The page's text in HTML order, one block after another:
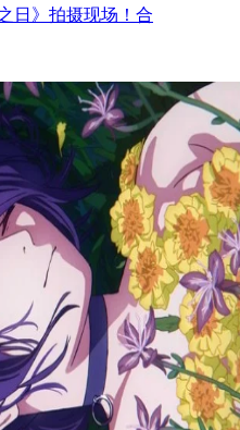
日》拍摄现场！合